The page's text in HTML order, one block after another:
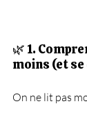
🌿 1.
moins (et
On ne lit pas